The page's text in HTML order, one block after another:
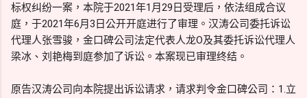
标权纠纷一案，本院于2021年1月29日受理后，依法组成合议
庭，于2021年6月3日公开开庭进行了审理。汉涛公司委托诉讼
代理人张雪骏，金口碑公司法定代表人龙O及其委托诉讼代理人
梁冰、刘艳梅到庭参加了诉讼。本案现已审理终结。
原告汉涛公司向本院提出诉讼请求，请求判令金口碑公司：1.立